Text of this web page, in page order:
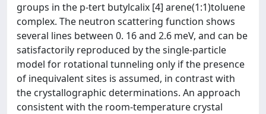
groups in the p-tert butylcalix [4] arene(1:1)toluene
complex. The neutron scattering function shows
several lines between 0. 16 and 2.6 meV, and can be
satisfactorily reproduced by the single-particle
model for rotational tunneling only if the presence
of inequivalent sites is assumed, in contrast with
the crystallographic determinations. An approach
consistent with the room-temperature crystal